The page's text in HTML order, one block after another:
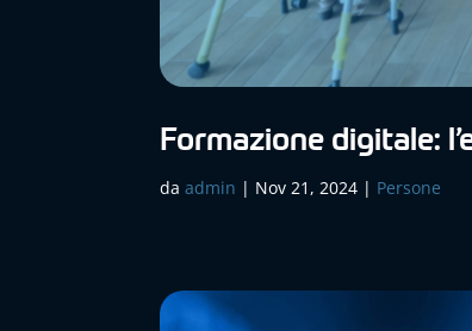
Formazione digitale:
daadmin | Nov 21, 2024 | Persone